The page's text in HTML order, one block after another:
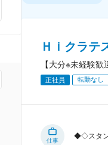
Ｈｉクラテ
【大分※未経験
正社員 転勤なし
仕事
◆◇スタン